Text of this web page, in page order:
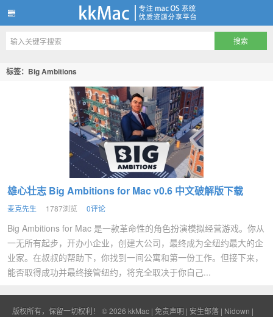
kkMac
标签：Big Ambitions
雄心壮志 Big Ambitions for Mac v0.6 中文破解版下载
麦克先生 1787浏览 0评论
Big Ambitions for Mac 是一款革命性的角色扮演模拟经营游戏。你从
一无所有起步，开办小企业，创建大公司，最终成为全纽约最大的企
业家。在叔叔的帮助下，你找到一间公寓和第一份工作。但接下来，
能否取得成功并最终接管纽约，将完全取决于你自己...
版权所有，保留一切权利！ © 2026 kkMac | 免责声明 | 安生部落 | Nidown |